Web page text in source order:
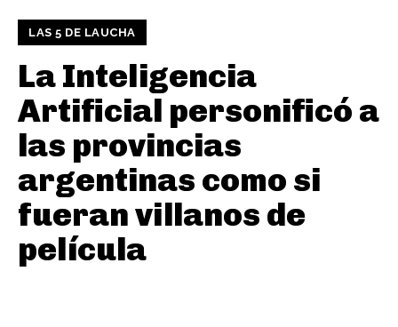
LAS 5 DE LAUCHA
La Inteligencia
Artificial personificó a
las provincias
argentinas como si
fueran villanos de
película